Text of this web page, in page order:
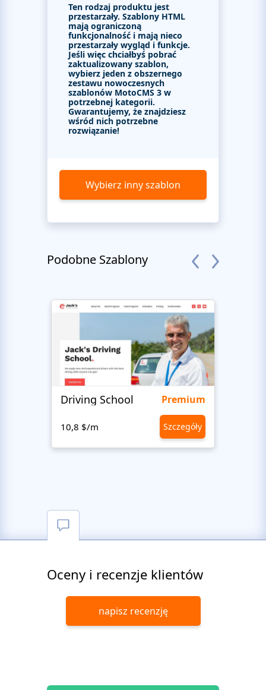
Ten rodzaj produktu jest
przestarzały. Szablony HTML
mają ograniczoną
funkcjonalność i mają nieco
przestarzały wygląd i funkcje.
Jeśli więc chciałbyś pobrać
zaktualizowany szablon,
wybierz jeden z obszernego
zestawu nowoczesnych
szablonów MotoCMS 3 w
potrzebnej kategorii.
Gwarantujemy, że znajdziesz
wśród nich potrzebne
rozwiązanie!
Wybierz inny szablon
Podobne Szablony
Driving School Premium
10,8 $/m Szczegóły
Oceny i recenzje klientów
napisz recenzję